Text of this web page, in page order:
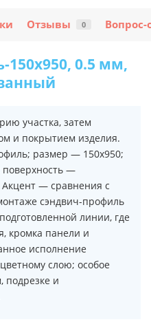
Отзывы 0 Вопрос-
0.5 мм,
участка, затем
и покрытием изделия.
размер — 150х950;
—
— сравнения с
сэндвич-профиль
линии, где
кромка панели и
исполнение
слою; особое
подрезке и